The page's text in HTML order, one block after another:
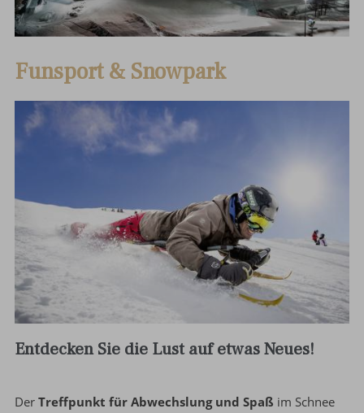
Funsport & Snowpark
Entdecken Sie die Lust auf etwas Neues!
DerTreffpunkt für Abwechslung und Spaß im Schnee